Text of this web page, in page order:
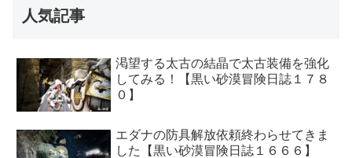
人気記事
渇望する太古の結晶で太古装備を強化
してみる！【黒い砂漠冒険日誌１７８
０】
エダナの防具解放依頼終わらせてきま
した【黒い砂漠冒険日誌１６６６】